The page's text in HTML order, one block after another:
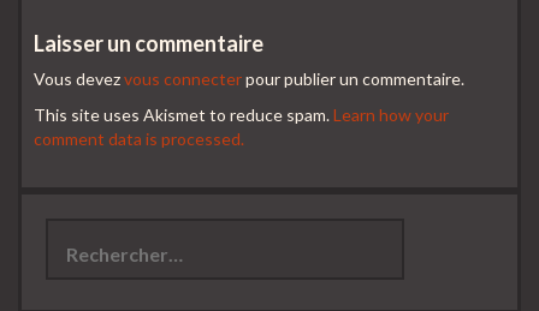
Laisser un commentaire
Vous devezvous connecterpour publier un commentaire.
This site uses Akismet to reduce spam.Learn how your
comment data is processed.